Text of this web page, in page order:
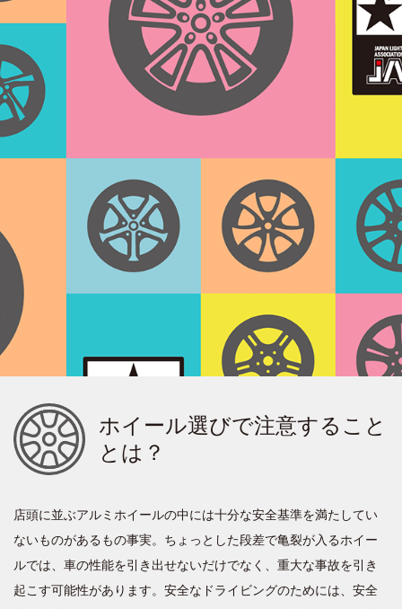
ホイール選びで注意すること
とは？
店頭に並ぶアルミホイールの中には十分な安全基準を満たしてい
ないものがあるもの事実。ちょっとした段差で亀裂が入るホイー
ルでは、車の性能を引き出せないだけでなく、重大な事故を引き
起こす可能性があります。安全なドライビングのためには、安全